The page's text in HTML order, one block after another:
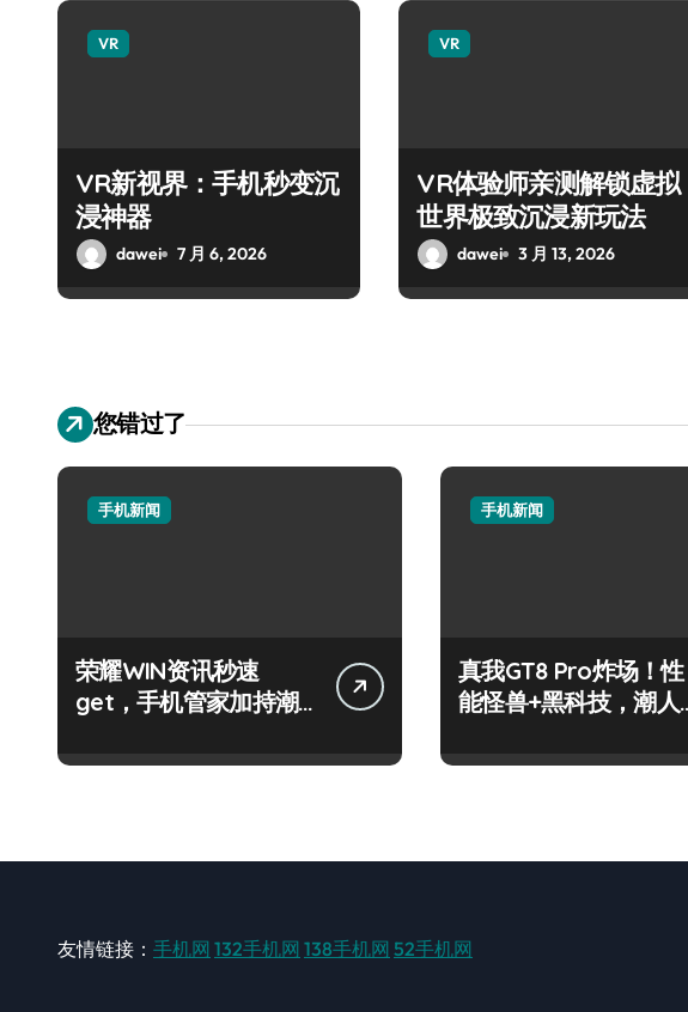
VR
VR新视界：手机秒变沉
浸神器
dawei 7 月 6, 2026
VR
VR体验师亲测解锁虚拟
世界极致沉浸新玩法
dawei 3 月 13, 2026
您错过了
手机新闻
荣耀WIN资讯秒速
get，手机管家加持潮
手机新闻
真我GT8 Pro炸场！性
能怪兽+黑科技，潮人
友情链接： 手机网 132手机网 138手机网 52手机网